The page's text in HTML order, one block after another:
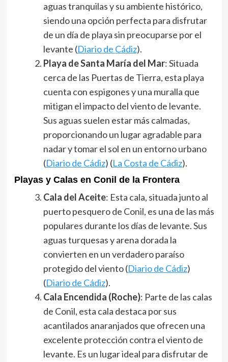
aguas tranquilas y su ambiente histórico,
siendo una opción perfecta para disfrutar
de un día de playa sin preocuparse por el
levante​ (Diario de Cádiz)​.
Playa de Santa María del Mar: Situada
cerca de las Puertas de Tierra, esta playa
cuenta con espigones y una muralla que
mitigan el impacto del viento de levante.
Sus aguas suelen estar más calmadas,
proporcionando un lugar agradable para
nadar y tomar el sol en un entorno urbano​
(Diario de Cádiz)​​ (La Costa de Cádiz)​.
Playas y Calas en Conil de la Frontera
Cala del Aceite: Esta cala, situada junto al
puerto pesquero de Conil, es una de las más
populares durante los días de levante. Sus
aguas turquesas y arena dorada la
convierten en un verdadero paraíso
protegido del viento​ (Diario de Cádiz)​​
(Diario de Cádiz)​.
Cala Encendida (Roche): Parte de las calas
de Conil, esta cala destaca por sus
acantilados anaranjados que ofrecen una
excelente protección contra el viento de
levante. Es un lugar ideal para disfrutar de